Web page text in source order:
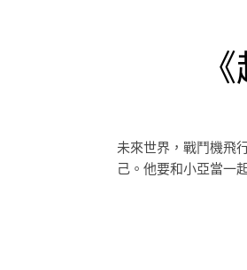
未來世界，戰鬥機飛
己。他要和小亞當一